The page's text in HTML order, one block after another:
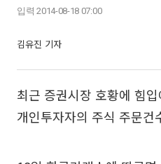
입력 2014-08-18 07:00
김유진 기자
최근 증권시장 호황에 힘
개인투자자의 주식 주문건